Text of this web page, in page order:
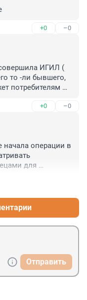
+0 –0
совершила ИГИЛ (
то -ли бывшего,
потребителям
+0 –0
начала операции в
для
свой результат.
допустил такое,
должности,
какой
страха.
Отправить